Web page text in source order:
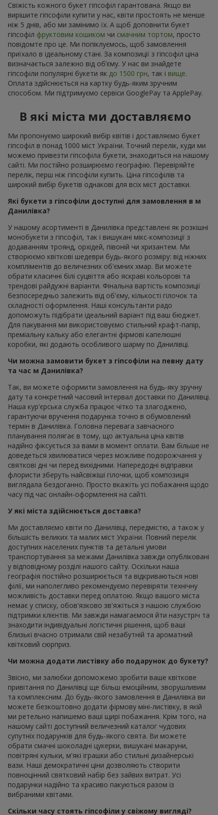
Свіжість кожного букет гіпсофіл гарантована. Якщо ви
вирішите гіпсофіли купити у нас, квіти простоять не менше
ніж 5 днів, або ми замінимо їх. А щоб доповнити букет
гіпсофіл фруктовим кошиком чи смачним тортом, просто
повідомте про це. Ми попіклуємось, щоб замовлення
приїхало в ідеальному стані. За композиції з гіпсофіл ціна
визначається залежно від об’єму. У нас ви знайдете
гіпсофіли популярні букети як до 1500 грн, так і вище.
Оплата здійснюється на картку будь-яким зручним
способом. Ми підтримуємо сервіси GooglePay та ApplePay.
В які міста ми доставляємо
Ми пропонуємо широкий вибір квітів і доставляємо букет
гіпсофіл в понад 1000 міст України. Точний перелік, куди ми
можемо привезти гіпсофіла букети, знаходиться на нашому
сайті. Ми постійно розширюємо географію. Перевіряйте
перелік, перш ніж гіпсофіли купить. Ціна гіпсофілів та
широкий вибір букетів однакові для всіх міст доставки.
Які букети з гіпсофіли доступні для замовлення в м
Данилівка?
У нашому асортименті в Данилівка представлені як розкішні
монобукети з гіпсофіл, так і вишукані мікс-композиції з
додаванням троянд, орхідей, півоній чи хризантем. Ми
створюємо квіткові шедеври будь-якого розміру: від ніжних
компліментів до величезних об'ємних хмар. Ви можете
обрати класичні білі суцвіття або яскраві кольорові та
трендові райдужні варіанти. Фінальна вартість композиції
безпосередньо залежить від об'єму, кількості гілочок та
складності оформлення. Наші консультанти радо
допоможуть підібрати ідеальний варіант під ваш бюджет.
Для пакування ми використовуємо стильний крафт-папір,
преміальну кальку або елегантні фірмові капелюшні
коробки, які додають особливого шарму по Данилівці.
Чи можна замовити букет з гіпсофіли на певну дату
та час м Данилівка?
Так, ви можете оформити замовлення на будь-яку зручну
дату та конкретний часовий інтервал доставки по Данилівці.
Наша кур'єрська служба працює чітко та злагоджено,
гарантуючи вручення подарунка точно в обумовлений
термін в Данилівка. Головна перевага завчасного
планування полягає в тому, що актуальна ціна квітів
надійно фіксується за вами в момент оплати. Вам більше не
доведеться хвилюватися через можливе подорожчання у
святкові дні чи перед вихідними. Напередодні відправки
флористи зберуть найсвіжіші гілочки, щоб композиція
виглядала бездоганно. Просто вкажіть усі побажання щодо
часу під час онлайн-оформлення на сайті.
У які міста здійснюється доставка?
Ми доставляємо квіти по Данилівці, передмістю, а також у
більшість великих та малих міст України. Повний перелік
доступних населених пунктів та детальні умови
транспортування за межами Данилівка завжди опубліковані
у відповідному розділі нашого сайту. Оскільки наша
географія постійно розширюється та відкриваються нові
філії, ми наполегливо рекомендуємо перевіряти технічну
можливість доставки перед оплатою. Якщо вашого міста
немає у списку, обов'язково зв'яжіться з нашою службою
підтримки клієнтів. Ми завжди намагаємося йти назустріч та
знаходити індивідуальні логістичні рішення, щоб ваші
близькі вчасно отримали свій незабутній та ароматний
квітковий сюрприз.
Чи можна додати листівку або подарунок до букету?
Звісно, ми залюбки допоможемо зробити ваше квіткове
привітання по Данилівці ще більш емоційним, зворушливим
та комплексним. До будь-якого замовлення в Данилівка ви
можете безкоштовно додати фірмову міні-листівку, в якій
ми ретельно напишемо ваші щирі побажання. Крім того, на
нашому сайті доступний величезний каталог чудових
супутніх подарунків для будь-якого свята. Ви можете
обрати смачні шоколадні цукерки, вишукані макаруни,
повітряні кульки, м'які іграшки або стильні дизайнерські
вази. Наші демократичні ціни дозволяють створити
повноцінний святковий набір без зайвих витрат. Усі
подарунки надійно та красиво пакуються разом із
вибраними квітами.
Скільки часу стоять гіпсофіли у свіжому вигляді?